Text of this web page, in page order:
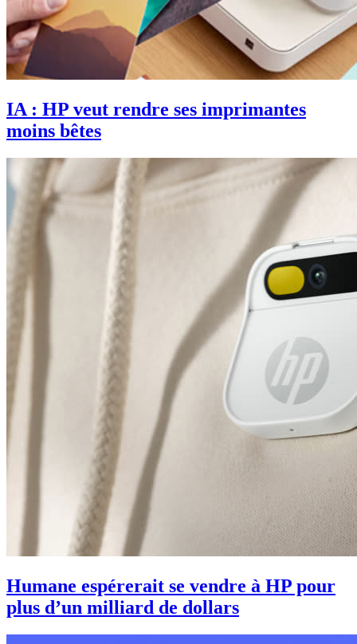
IA : HP veut rendre ses imprimantes
moins bêtes
Humane espérerait se vendre à HP pour
plus d’un milliard de dollars